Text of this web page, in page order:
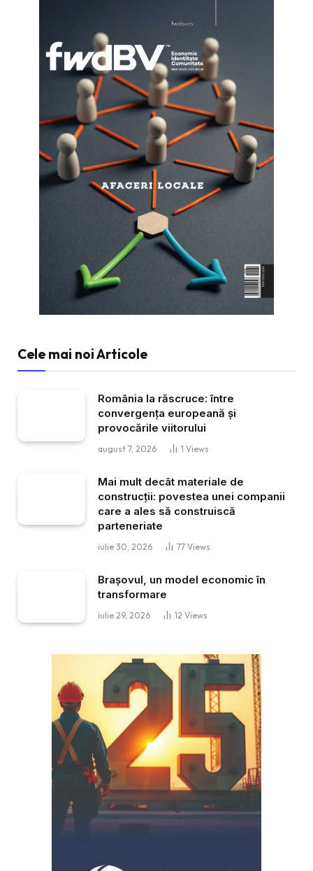
Cele mai noi Articole
România la răscruce: între
convergența europeană și
provocările viitorului
august 7, 2026 1 Views
Mai mult decât materiale de
construcții: povestea unei companii
care a ales să construiscă
parteneriate
iulie 30, 2026 77 Views
Brașovul, un model economic în
transformare
iulie 29, 2026 12 Views